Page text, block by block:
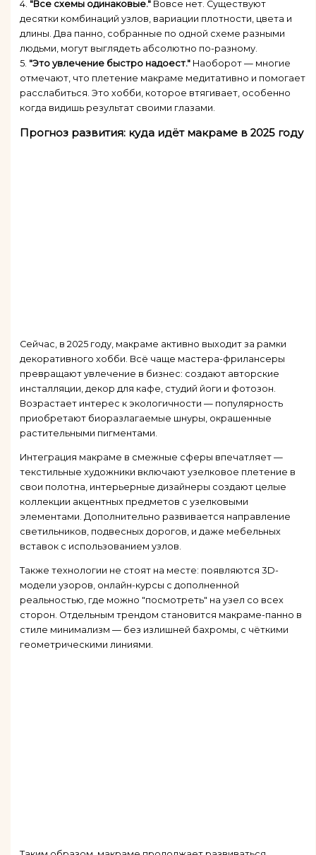
4. "Все схемы одинаковые."Вовсе нет. Существуют
десятки комбинаций узлов, вариации плотности, цвета и
длины. Два панно, собранные по одной схеме разными
людьми, могут выглядеть абсолютно по-разному.
5. "Это увлечение быстро надоест."Наоборот — многие
отмечают, что плетение макраме медитативно и помогает
расслабиться. Это хобби, которое втягивает, особенно
когда видишь результат своими глазами.
Прогноз развития: куда идёт макраме в 2025 году
Сейчас, в 2025 году, макраме активно выходит за рамки
декоративного хобби. Всё чаще мастера-фрилансеры
превращают увлечение в бизнес: создают авторские
инсталляции, декор для кафе, студий йоги и фотозон.
Возрастает интерес к экологичности — популярность
приобретают биоразлагаемые шнуры, окрашенные
растительными пигментами.
Интеграция макраме в смежные сферы впечатляет —
текстильные художники включают узелковое плетение в
свои полотна, интерьерные дизайнеры создают целые
коллекции акцентных предметов с узелковыми
элементами. Дополнительно развивается направление
светильников, подвесных дорогов, и даже мебельных
вставок с использованием узлов.
Также технологии не стоят на месте: появляются 3D-
модели узоров, онлайн-курсы с дополненной
реальностью, где можно "посмотреть" на узел со всех
сторон. Отдельным трендом становится макраме-панно в
стиле минимализм — без излишней бахромы, с чёткими
геометрическими линиями.